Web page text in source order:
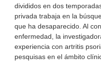
divididos en dos
privada trabaja en la
que ha desaparecido. Al
enfermedad, la
experiencia con artritis
pesquisas en el ámbito